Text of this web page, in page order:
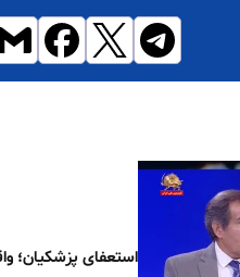
استعفای پزشکیان؛